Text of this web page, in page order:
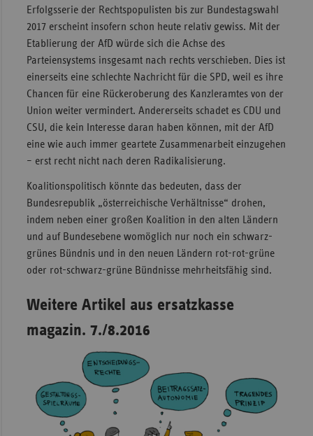
Erfolgsserie der Rechtspopulisten bis zur Bundestagswahl
2017 erscheint insofern schon heute relativ gewiss. Mit der
Etablierung der AfD würde sich die Achse des
Parteiensystems insgesamt nach rechts verschieben. Dies ist
einerseits eine schlechte Nachricht für die SPD, weil es ihre
Chancen für eine Rückeroberung des Kanzleramtes von der
Union weiter vermindert. Andererseits schadet es CDU und
CSU, die kein Interesse daran haben können, mit der AfD
eine wie auch immer geartete Zusammenarbeit einzugehen
– erst recht nicht nach deren Radikalisierung.
Koalitionspolitisch könnte das bedeuten, dass der
Bundesrepublik „österreichische Verhältnisse“ drohen,
indem neben einer großen Koalition in den alten Ländern
und auf Bundesebene womöglich nur noch ein schwarz-
grünes Bündnis und in den neuen Ländern rot-rot-grüne
oder rot-schwarz-grüne Bündnisse mehrheitsfähig sind.
Weitere Artikel aus ersatzkasse
magazin. 7./8.2016